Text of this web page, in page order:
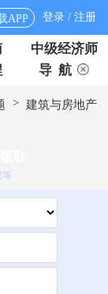
APP 登录 / 注册
中级经济师
导 航
> 建筑与房地产